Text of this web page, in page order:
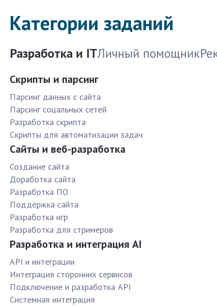
Категории заданий
Разработка и ITЛичный помощник
Скрипты и парсинг
Парсинг данных с сайта
Парсинг соцальных сетей
Разработка скрипта
Скрипты для автоматизации задач
Сайты и веб-разработка
Создание сайта
Доработка сайта
Разработка ПО
Поддержка сайта
Разработка игр
Разработка для стримеров
Разработка и интеграция AI
API и интеграции
Интеграция сторонних сервисов
Подключение и разработка API
Системная интеграция